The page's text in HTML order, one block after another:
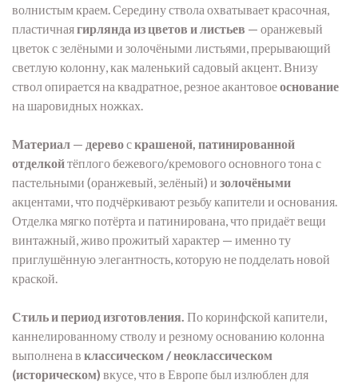
волнистым краем. Середину ствола охватывает красочная,
пластичнаягирлянда из цветов и листьев — оранжевый
цветок с зелёными и золочёными листьями, прерывающий
светлую колонну, как маленький садовый акцент. Внизу
ствол опирается на квадратное, резное акантовоеоснование
на шаровидных ножках.
Материал — деревоскрашеной, патинированной
отделкойтёплого бежевого/кремового основного тона с
пастельными (оранжевый, зелёный) и золочёными
акцентами, что подчёркивают резьбу капители и основания.
Отделка мягко потёрта и патинирована, что придаёт вещи
винтажный, живо прожитый характер — именно ту
приглушённую элегантность, которую не подделать новой
краской.
Стиль и период изготовления. По коринфской капители,
каннелированному стволу и резному основанию колонна
выполнена в классическом / неоклассическом
(историческом) вкусе, что в Европе был излюблен для